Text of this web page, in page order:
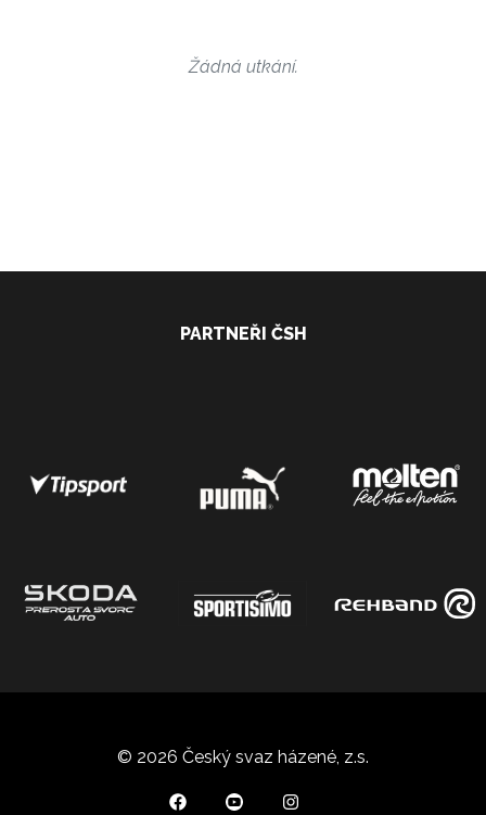
Žádná utkání.
PARTNEŘI ČSH
© 2026 Český svaz házené, z.s.